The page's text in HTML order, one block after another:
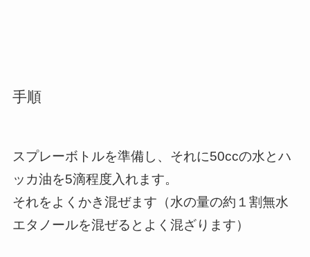
手順
スプレーボトルを準備し、それに50ccの水とハ
ッカ油を5滴程度入れます。
それをよくかき混ぜます（水の量の約１割無水
エタノールを混ぜるとよく混ざります）